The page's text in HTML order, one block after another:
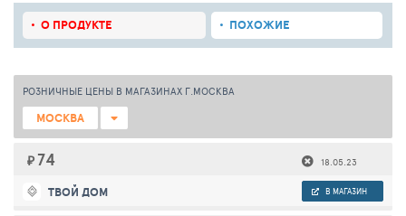
О ПРОДУКТЕ ПОХОЖИЕ
РОЗНИЧНЫЕ ЦЕНЫ В МАГАЗИНАХ Г.МОСКВА
МОСКВА
₽ 74 18.05.23
ТВОЙ ДОМ В МАГАЗИН